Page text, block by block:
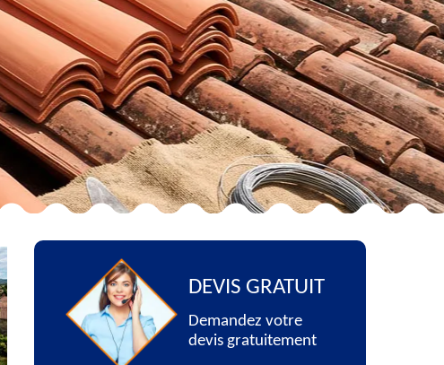
DEVIS GRATUIT
Demandez votre
devis gratuitement